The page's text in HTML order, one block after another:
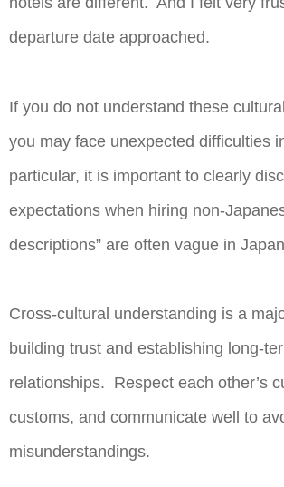
departure date approached.
If you do not understand these
you may face unexpected difficulties
particular, it is important to clearly
expectations when hiring non-
descriptions” are often vague in
Cross-cultural understanding is a
building trust and establishing long-
relationships. Respect each other’s
customs, and communicate well to
misunderstandings.